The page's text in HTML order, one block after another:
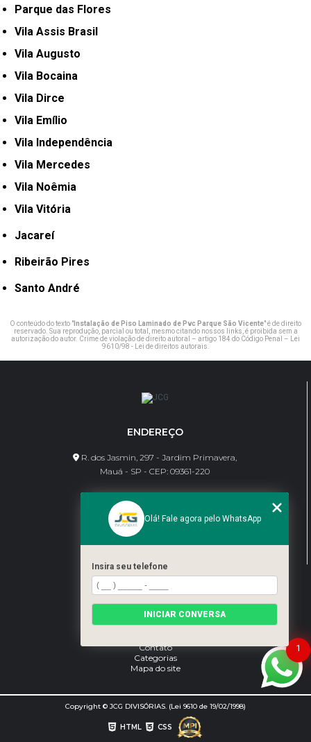
Parque das Flores
Vila Assis Brasil
Vila Augusto
Vila Bocaina
Vila Dirce
Vila Emílio
Vila Independência
Vila Mercedes
Vila Noêmia
Vila Vitória
Jacareí
Ribeirão Pires
Santo André
O conteúdo do texto " Instalação de Piso Laminado de Pvc Parque São Vicente" é de direito
reservado. Sua reprodução, parcial ou total, mesmo citando nossos links, é proibida sem a
autorização do autor. Crime de violação de direito autoral – artigo 184 do Código Penal –
Lei
9610/98 - Lei de direitos autorais
ENDEREÇO
R. dos Jasmin, 297 - Jardim Primavera,
Mauá - SP - CEP: 09361-220
CONTATO
(11) 95462-8630
bene@jcgdivisorias.com
Home
Sobre Nós
Serviços
Contato
Categorias
Mapa do site
Copyright © JCG DIVISÓRIAS. (Lei 9610 de 19/02/1998)
HTML CSS
1
Olá! Fale agora pelo WhatsApp
Insira seu telefone
INICIAR CONVERSA